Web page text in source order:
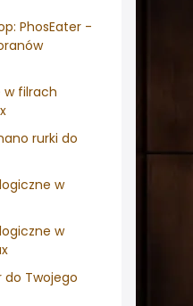
PhosEater -
filrach
rurki do
w
w
Twojego